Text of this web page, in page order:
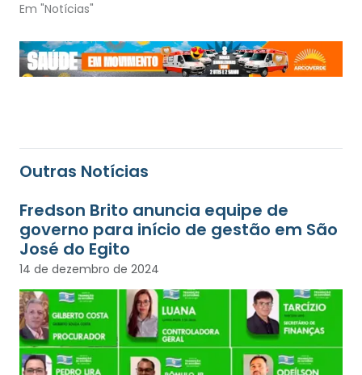
Em "Notícias"
Outras Notícias
Fredson Brito anuncia equipe de
governo para início de gestão em São
José do Egito
14 de dezembro de 2024